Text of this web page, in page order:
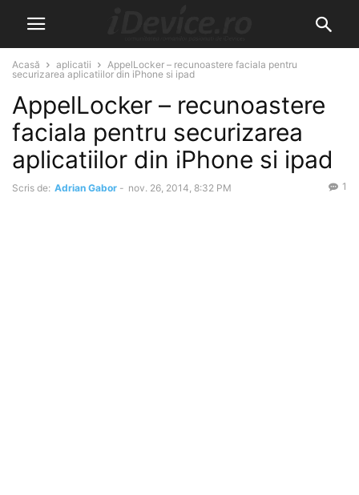
Acasă aplicatii
AppelLocker – recunoastere faciala pentru
securizarea aplicatiilor din iPhone si ipad
AppelLocker – recunoastere
faciala pentru securizarea
aplicatiilor din iPhone si ipad
Scris de: Adrian Gabor - nov. 26, 2014, 8:32 PM 1